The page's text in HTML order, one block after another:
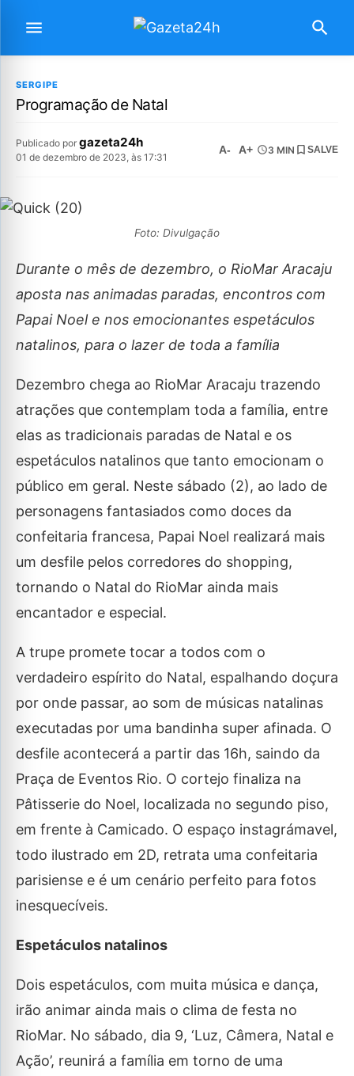
SERGIPE
Programação de Natal
Publicado por gazeta24h
01 de dezembro de 2023, às 17:31
A- A+ 3 MIN SALVE
Foto: Divulgação
Durante o mês de dezembro, o RioMar Aracaju
aposta nas animadas paradas, encontros com
Papai Noel e nos emocionantes espetáculos
natalinos, para o lazer de toda a família
Dezembro chega ao RioMar Aracaju trazendo
atrações que contemplam toda a família, entre
elas as tradicionais paradas de Natal e os
espetáculos natalinos que tanto emocionam o
público em geral. Neste sábado (2), ao lado de
personagens fantasiados como doces da
confeitaria francesa, Papai Noel realizará mais
um desfile pelos corredores do shopping,
tornando o Natal do RioMar ainda mais
encantador e especial.
A trupe promete tocar a todos com o
verdadeiro espírito do Natal, espalhando doçura
por onde passar, ao som de músicas natalinas
executadas por uma bandinha super afinada. O
desfile acontecerá a partir das 16h, saindo da
Praça de Eventos Rio. O cortejo finaliza na
Pâtisserie do Noel, localizada no segundo piso,
em frente à Camicado. O espaço instagrámavel,
todo ilustrado em 2D, retrata uma confeitaria
parisiense e é um cenário perfeito para fotos
inesquecíveis.
Espetáculos natalinos
Dois espetáculos, com muita música e dança,
irão animar ainda mais o clima de festa no
RioMar. No sábado, dia 9, ‘Luz, Câmera, Natal e
Ação’, reunirá a família em torno de uma